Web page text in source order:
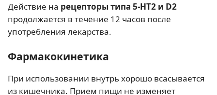
Действие на рецепторы типа 5-НТ2 и D2
продолжается в течение 12 часов после
употребления лекарства.
Фармакокинетика
При использовании внутрь хорошо всасывается
из кишечника. Прием пищи не изменяет